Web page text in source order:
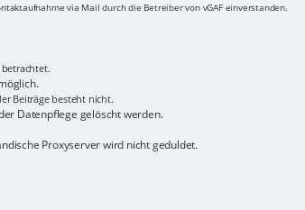
via Mail durch die Betreiber von vGAF einverstanden.
Beiträge besteht nicht.
Datenpflege gelöscht werden.
Proxyserver wird nicht geduldet.